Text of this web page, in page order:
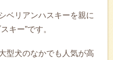
ベリアンハスキーを親に
キー”です。
型犬のなかでも人気が高